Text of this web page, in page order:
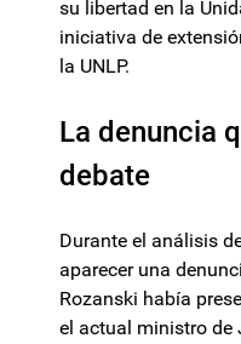
su libertad en la
iniciativa de
la UNLP.
La denuncia
debate
Durante el análisis
aparecer una
Rozanski había
el actual ministro de